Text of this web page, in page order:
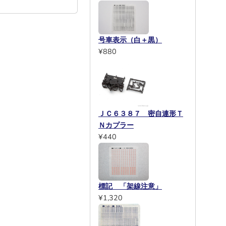
号車表示（白＋黒）
¥880
ＪＣ６３８７ 密自連形Ｔ
Ｎカプラー
¥440
標記 「架線注意」
¥1,320